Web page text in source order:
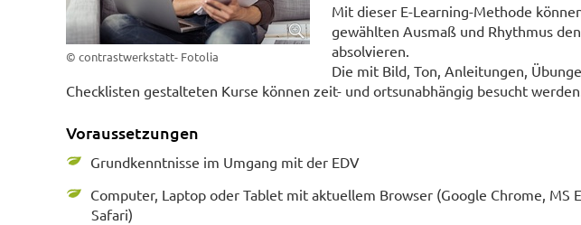
© contrastwerkstatt- Fotolia
Mit dieser E-Learning-Methode
gewählten Ausmaß und Rhythmus
absolvieren.
Die mit Bild, Ton, Anleitungen,
Checklisten gestalteten Kurse können zeit- und ortsunabhängig besucht werden.
Voraussetzungen
Grundkenntnisse im Umgang mit der EDV
Computer, Laptop oder Tablet mit aktuellem Browser (Google Chrome, MS
Safari)